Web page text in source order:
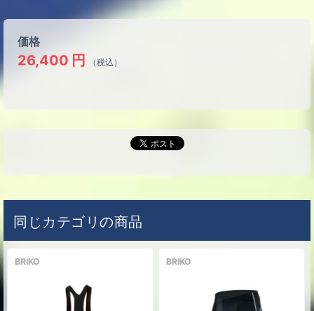
価格
26,400 円 （税込）
同じカテゴリの商品
BRIKO BRIKO